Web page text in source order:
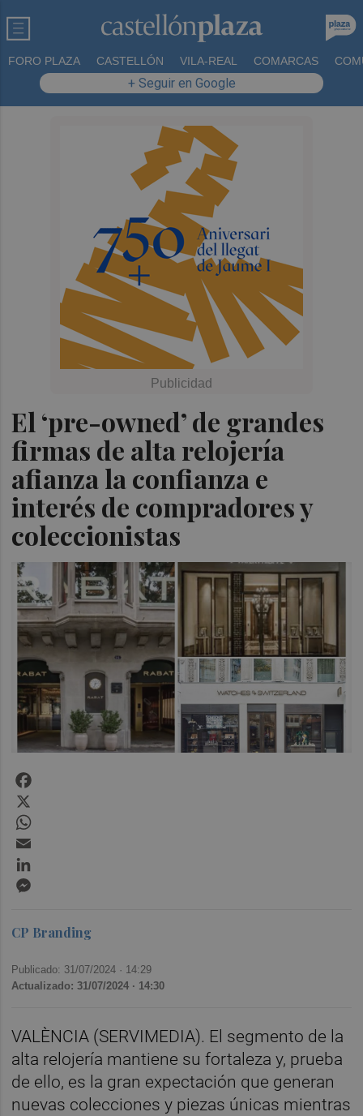
FORO PLAZA CASTELLÓN VILA-REAL COMARCAS
+ Seguir en Google
El ‘pre-owned’ de grandes
firmas de alta relojería
afianza la confianza e
interés de compradores y
coleccionistas
CP Branding
Publicado: 31/07/2024 · 14:29
Actualizado: 31/07/2024 · 14:30
VALÈNCIA (SERVIMEDIA). El segmento de la
alta relojería mantiene su fortaleza y, prueba
de ello, es la gran expectación que generan
nuevas colecciones y piezas únicas mientras